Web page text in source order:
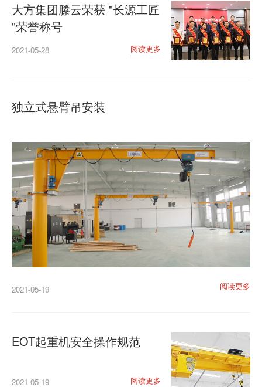
大方集团滕云荣获 "长源工匠
"荣誉称号
2021-05-28 阅读更多
独立式悬臂吊安装
2021-05-19 阅读更多
EOT起重机安全操作规范
2021-05-19 阅读更多